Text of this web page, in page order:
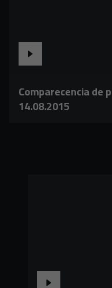
Comparecencia de
14.08.2015